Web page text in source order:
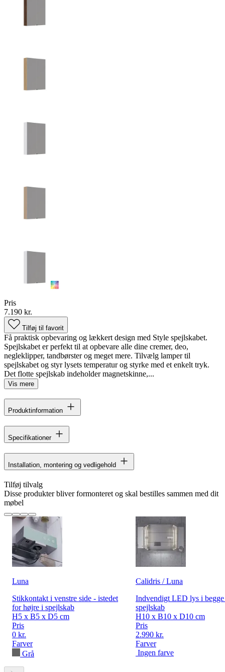
Pris
7.190 kr.
Tilføj til favorit
Få praktisk opbevaring og lækkert design med Style spejlskabet.
Spejlskabet er perfekt til at opbevare alle dine cremer, deo,
negleklipper, tandbørster og meget mere. Tilvælg lamper til
spejlskabet og styr lysets temperatur og styrke med et enkelt tryk.
Det flotte spejlskab indeholder magnetskinne,...
Vis mere
Produktinformation
Specifikationer
Installation, montering og vedligehold
Tilføj tilvalg
Disse produkter bliver formonteret og skal bestilles sammen med dit
møbel
Luna
Stikkontakt i venstre side - istedet
for højre i spejlskab
H5 x B5 x D5 cm
Pris
0 kr.
Farver
Grå
Calidris / Luna
Indvendigt LED lys i begge
spejlskab
H10 x B10 x D10 cm
Pris
2.990 kr.
Farver
Ingen farve